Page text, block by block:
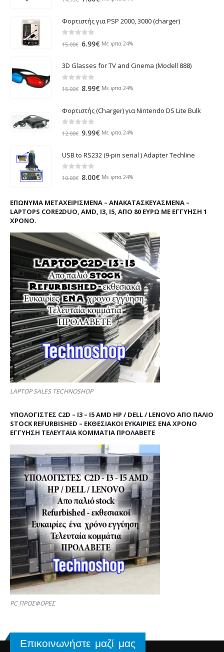
was:
14.99€.
τιμή
Φορτιστής για PSP 2000, 3000 (charger)
out of 5
15.00€ Original
was:
15.00€.
6.99€ Η
τιμή
Με φπα 24%
3D Glasses for TV and Cinema (Modell 888)
out of 5
15.00€ Original
was:
15.00€.
8.99€ Η
τιμή
είναι:
Με φπα 24%
Φορτιστής (Charger) για Nintendo DS Lite Bulk
out of 5
12.00€ Original
was:
12.00€.
9.99€ Η
τιμή
είναι:
Με φπα 24%
USB to RS232 (9-pin serial ) Adapter Techline
out of 5
10.00€ Original
10.00€.
8.00€ Η
είναι:
8.00€.
Με φπα 24%
ΕΠΏΝΥΜΑ ΜΕΤΑΧΕΙΡΙΣΜΈΝΑ – ΑΝΑΚΑΤΑΣΚΕΥΑΣΜΈΝΑ –
LAPTOPS CORE2DUO, AMD, I3, I5, ΑΠΌ 80 ΕΥΡΏ ΜΕ ΕΓΓΎΗΣΗ 1
ΧΡΌΝΟ.
LAPTOP SALES TECHNOSHOP
ΥΠΟΛΟΓΙΣΤΕΣ C2D – I3 – I5 AMD HP / DELL / LENOVO ΑΠΟ ΠΑΛΙΌ
STOCK REFURBISHED – ΕΚΘΕΣΙΑΚΟΊ ΕΥΚΑΙΡΊΕΣ ΈΝΑ ΧΡΌΝΟ
ΕΓΓΎΗΣΗ ΤΕΛΕΥΤΑΊΑ ΚΟΜΜΆΤΙΑ ΠΡΟΛΑΒΕΤΕ
PC ΠΡΟΣΦΟΡΕΣ
Επικοινωνήστε μαζί μας